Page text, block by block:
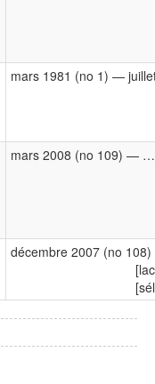
mars 1981 (no 1) —
mars 2008 (no 109) — …
décembre 2007 (no